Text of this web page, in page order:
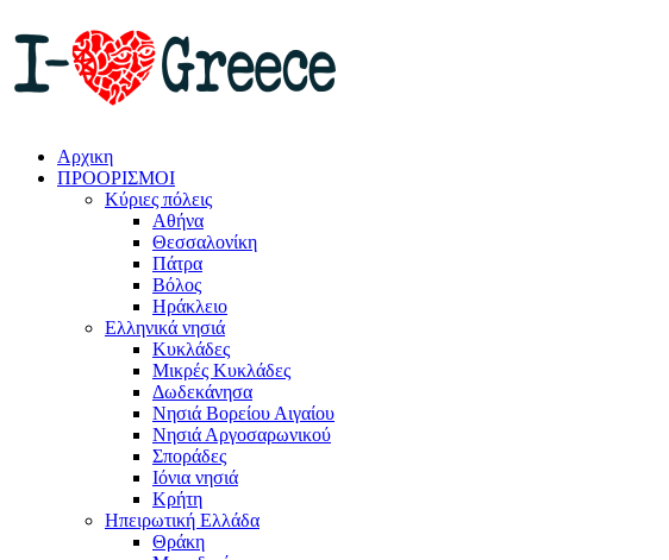
Αρχικη
ΠΡΟΟΡΙΣΜΟΙ
Κύριες πόλεις
Αθήνα
Θεσσαλονίκη
Πάτρα
Βόλος
Ηράκλειο
Ελληνικά νησιά
Κυκλάδες
Μικρές Κυκλάδες
Δωδεκάνησα
Νησιά Βορείου Αιγαίου
Νησιά Αργοσαρωνικού
Σποράδες
Ιόνια νησιά
Κρήτη
Ηπειρωτική Ελλάδα
Θράκη